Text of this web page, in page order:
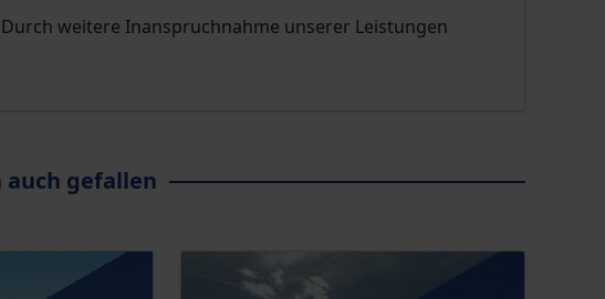
weitere Inanspruchnahme unserer Leistungen
auch gefallen